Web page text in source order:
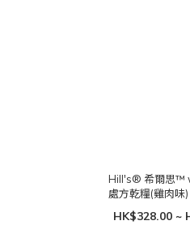
Hill's® 希爾思™
處方乾糧(雞肉味)
HK$328.00 ~